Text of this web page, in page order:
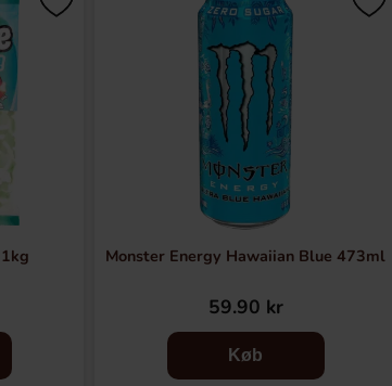
Monster Energy Hawaiian Blue 473ml
59.90 kr
Køb